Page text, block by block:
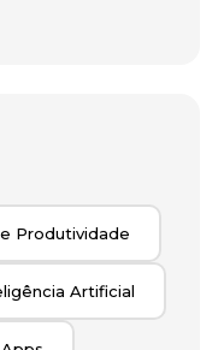
Produtividade
Artificial